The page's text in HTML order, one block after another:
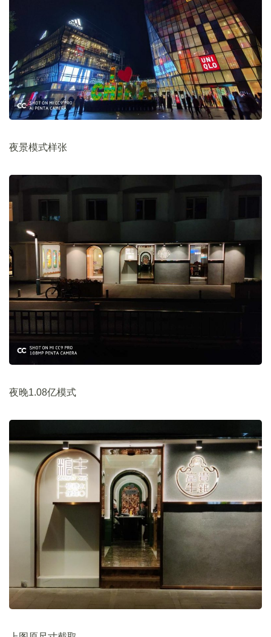
夜景模式样张
夜晚1.08亿模式